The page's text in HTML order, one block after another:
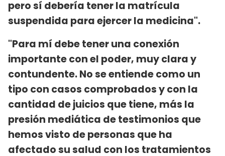
pero sí debería tener la matrícula
suspendida para ejercer la medicina".
"Para mí debe tener una conexión
importante con el poder, muy clara y
contundente. No se entiende como un
tipo con casos comprobados y con la
cantidad de juicios que tiene, más la
presión mediática de testimonios que
hemos visto de personas que ha
afectado su salud con los tratamientos